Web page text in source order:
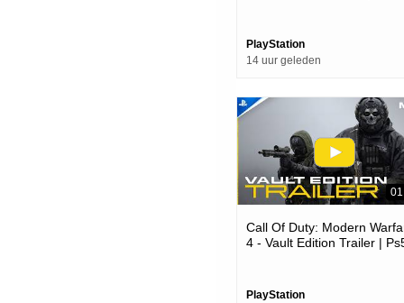
PlayStation
14 uur geleden
Call Of Duty: Modern
4 - Vault Edition Trailer |
PlayStation